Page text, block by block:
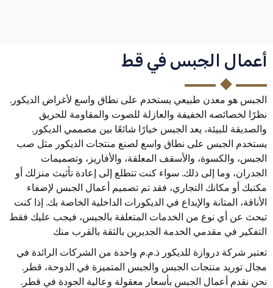
أعمال الجبس في قط
الجبس هو معدن طبيعي يستخدم على نطاق واسع لأغراض الديكور.
نظرًا لخصائصه الخفيفة والعازلة للصوت والمقاومة للحريق
والصديقة للبيئة، يعد الجبس خيارًا شائعًا بين مصممي الديكور.
يستخدم الجبس على نطاق واسع لصنع منتجات الديكور مثل صب
الجبس، والكسوة، والأسقف المعلقة، والأفاريز، وتصميمات
الجدران، وما إلى ذلك. سواء كنت تتطلع إلى إعادة تأثيث منزلك أو
مكتبك أو مكانك التجاري، فقد تم تصميم أعمال الجبس لإضفاء
الأناقة، المتانة والإبداع في الديكورات الداخلية الخاصة بك. إذا كنت
تبحث عن أي نوع من الخدمات المتعلقة بالجبس، فيجب عليك فقط
التفكير في مقدمي الخدمة الجديرين بالثقة بالقرب منك
تعتبر شركة دروازة للديكور ذ.م.م واحدة من الشركات الرائدة في
مجال توريد منتجات الجبس والجبس المتميزة في الدوحة، قطر.
نحن نقدم أعمال الجبس بأسعار معقولة وعالية الجودة في قطر.